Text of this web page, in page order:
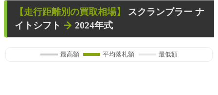
【走行距離別の買取相場】
スクランブラー ナ
イトシフト
2024年式
最高額 平均落札額 最低額